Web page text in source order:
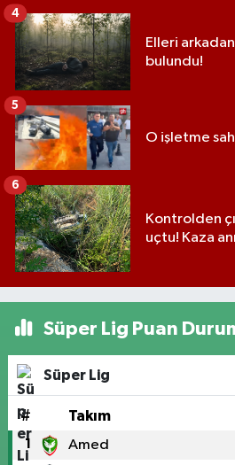
Elleri
bulundu!
4
O işletme
5
Kontrolden
uçtu! Kaza
6
Süper Lig Puan
Süper Lig
# Takım
1 Amed